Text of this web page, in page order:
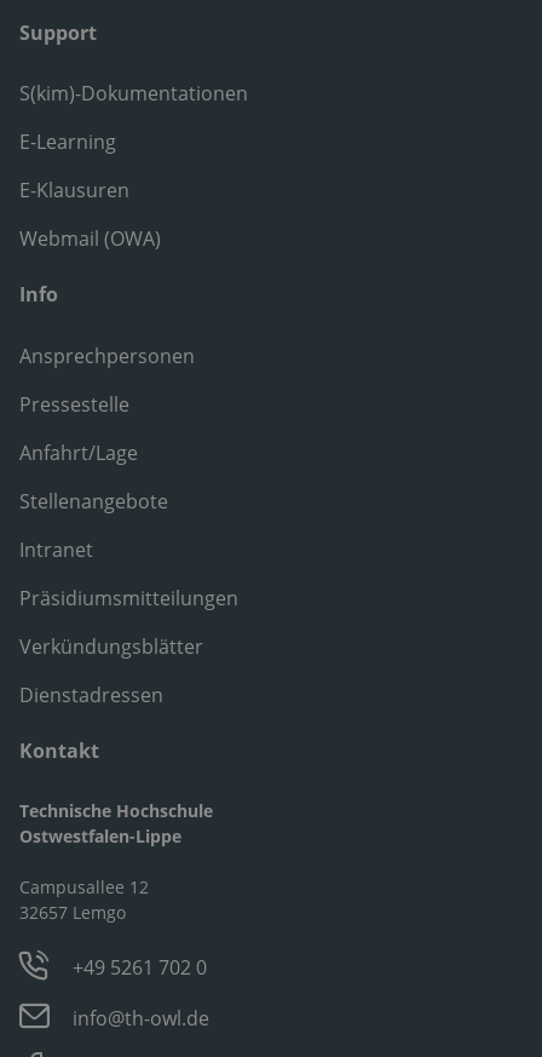
Support
S(kim)-Dokumentationen
E-Learning
E-Klausuren
Webmail (OWA)
Info
Ansprechpersonen
Pressestelle
Anfahrt/Lage
Stellenangebote
Intranet
Präsidiumsmitteilungen
Verkündungsblätter
Dienstadressen
Kontakt
Technische Hochschule
Ostwestfalen-Lippe
Campusallee 12
32657 Lemgo
+49 5261 702 0
info@th-owl.de